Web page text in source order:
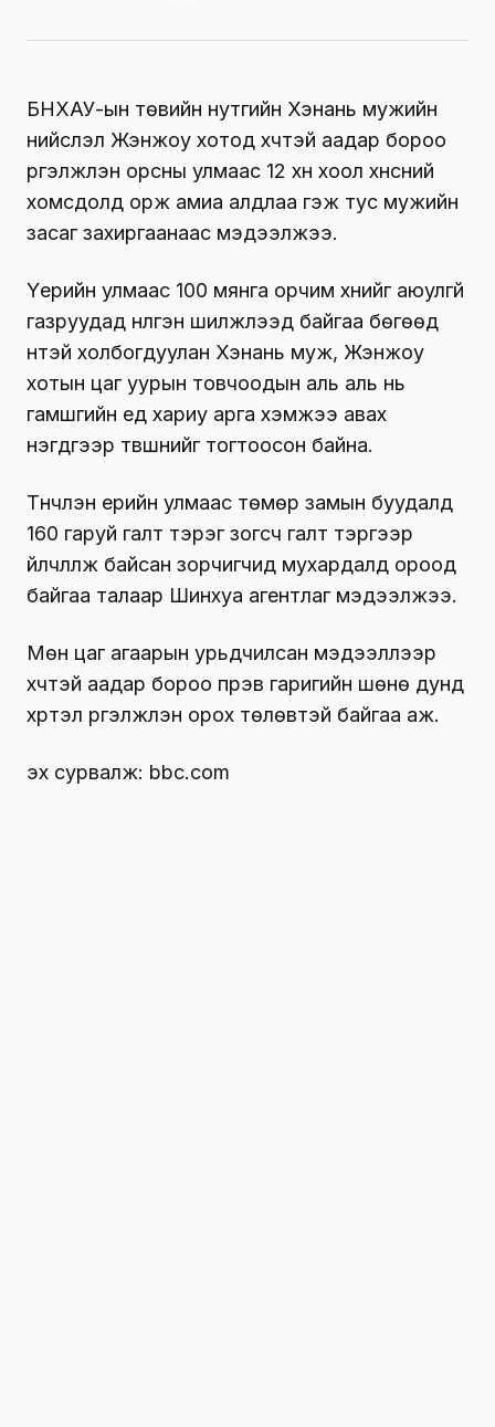
БНХАУ-ын төвийн нутгийн Хэнань мужийн
нийслэл Жэнжоу хотод хүчтэй аадар бороо
үргэлжлэн орсны улмаас 12 хүн хоол хүнсний
хомсдолд орж амиа алдлаа гэж тус мужийн
засаг захиргаанаас мэдээлжээ.
Үерийн улмаас 100 мянга орчим хүнийг аюулгүй
газруудад нүүлгэн шилжүүлээд байгаа бөгөөд
үүнтэй холбогдуулан Хэнань муж, Жэнжоу
хотын цаг уурын товчоодын аль аль нь
гамшгийн үед хариу арга хэмжээ авах
нэгдүгээр түвшнийг тогтоосон байна.
Түүнчлэн үерийн улмаас төмөр замын буудалд
160 гаруй галт тэрэг зогсч галт тэргээр
үйлчлүүлж байсан зорчигчид мухардалд ороод
байгаа талаар Шинхуа агентлаг мэдээлжээ.
Мөн цаг агаарын урьдчилсан мэдээллээр
хүчтэй аадар бороо пүрэв гаригийн шөнө дунд
хүртэл үргэлжлэн орох төлөвтэй байгаа аж.
эх сурвалж: bbc.com